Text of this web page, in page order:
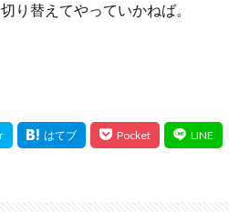
り替えてやっていかねば。